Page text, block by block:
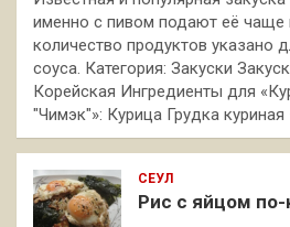
именно с пивом подают её чаще
количество продуктов указано
соуса. Категория: Закуски
Корейская Ингредиенты для
"Чимэк"»: Курица Грудка
СЕУЛ
Рис с яйцом по-